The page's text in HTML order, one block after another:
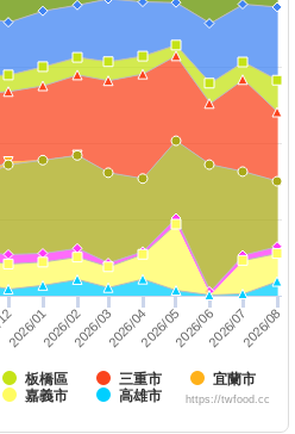
板橋區 三重市
宜蘭市
嘉義市 高雄市
2026/012026/022026/032026/042026/052026/062026/072026/08
https://twfood.cc